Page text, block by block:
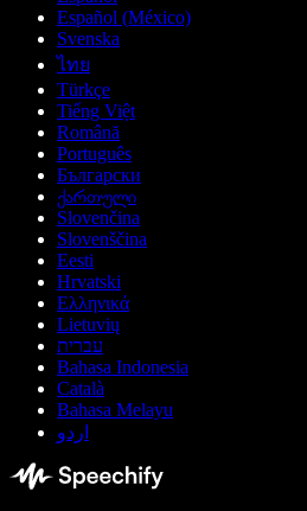
Español (México)
Svenska
ไทย
Türkçe
Tiếng Việt
Română
Português
Български
ქართული
Slovenčina
Slovenščina
Eesti
Hrvatski
Ελληνικά
Lietuvių
עברית
Bahasa Indonesia
Català
Bahasa Melayu
اردو